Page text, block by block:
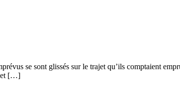
se sont glissés sur le trajet qu’ils comptaient
et […]